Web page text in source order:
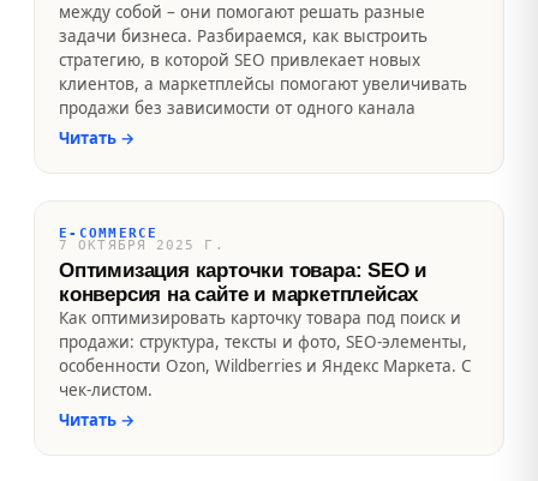
между собой – они помогают решать разные
задачи бизнеса. Разбираемся, как выстроить
стратегию, в которой SEO привлекает новых
клиентов, а маркетплейсы помогают увеличивать
продажи без зависимости от одного канала
Читать →
E-COMMERCE
7 ОКТЯБРЯ 2025 Г.
Оптимизация карточки товара: SEO и
конверсия на сайте и маркетплейсах
Как оптимизировать карточку товара под поиск и
продажи: структура, тексты и фото, SEO-элементы,
особенности Ozon, Wildberries и Яндекс Маркета. С
чек-листом.
Читать →